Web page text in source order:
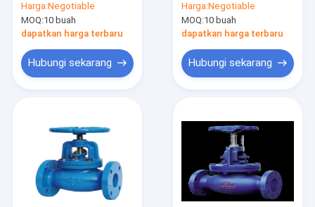
Katup Globe Bergelang
Katup Periksa Ayun Bergelang
Katup Bola Mengambang
Katup Saringan Y
katup kupu-kupu wafer
Suhu Tinggi
Harga:Negotiable
MOQ:10 buah
dapatkan harga terbaru
Hubungi sekarang
Harga:Negotiable
MOQ:10 buah
dapatkan harga terbaru
Hubungi sekarang